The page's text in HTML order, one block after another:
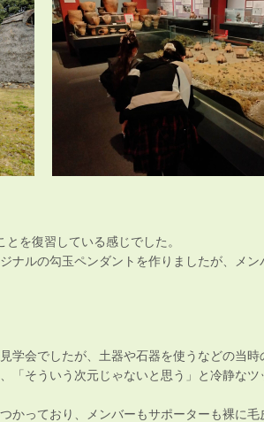
を復習している感じでした。
ナルの勾玉ペンダントを作りましたが、メン
学会でしたが、土器や石器を使うなどの当
「そういう次元じゃないと思う」と冷静なツ
かっており、メンバーもサポーターも裸に毛